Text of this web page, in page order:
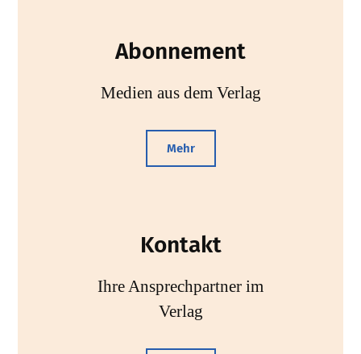
Abonnement
Medien aus dem Verlag
Mehr
Kontakt
Ihre Ansprechpartner im
Verlag